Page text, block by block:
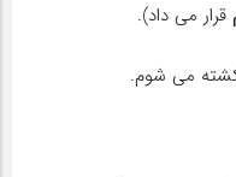
قرار می داد).
می شوم.